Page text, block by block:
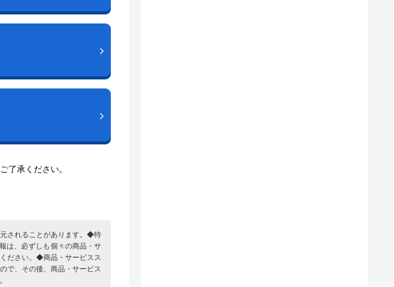
了承ください。
されることがあります。◆特
は、必ずしも個々の商品・サ
ださい。◆商品・サービスス
で、その後、商品・サービス